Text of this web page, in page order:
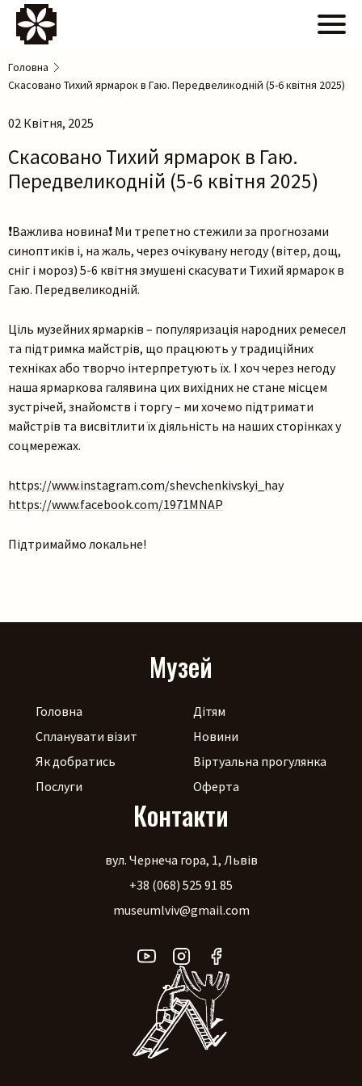
Пошук на сайті
Головна
Скасовано Тихий ярмарок в Гаю. Передвеликодній (5-6 квітня 2025)
02 Квітня, 2025
Скасовано Тихий ярмарок в Гаю.
Передвеликодній (5-6 квітня 2025)
❗️Важлива новина❗️ Ми трепетно стежили за прогнозами
синоптиків і, на жаль, через очікувану негоду (вітер, дощ,
сніг і мороз) 5-6 квітня змушені скасувати Тихий ярмарок в
Гаю. Передвеликодній.
Ціль музейних ярмарків – популяризація народних ремесел
та підтримка майстрів, що працюють у традиційних
техніках або творчо інтерпретують їх. І хоч через негоду
наша ярмаркова галявина цих вихідних не стане місцем
зустрічей, знайомств і торгу – ми хочемо підтримати
майстрів та висвітлити їх діяльність на наших сторінках у
соцмережах.
https://www.instagram.com/shevchenkivskyi_hay
https://www.facebook.com/1971MNAP
Підтримаймо локальне!
Музей
Головна
Спланувати візит
Як добратись
Послуги
Дітям
Новини
Віртуальна прогулянка
Оферта
Контакти
вул. Чернеча гора, 1, Львів
+38 (068) 525 91 85
museumlviv@gmail.com